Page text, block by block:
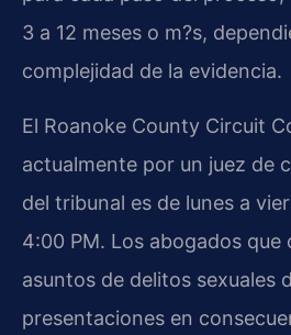
3 a 12 meses o m?s,
complejidad de la evidencia.
El Roanoke County Circuit
actualmente por un juez de
del tribunal es de lunes a
4:00 PM. Los abogados que
asuntos de delitos sexuales
presentaciones en